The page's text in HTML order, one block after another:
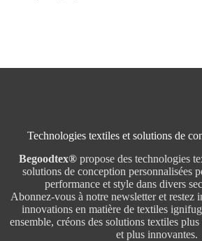
Technologies textiles et solutions de
Begoodtex®propose des technologies
solutions de conception personnalisées
performance et style dans divers
Abonnez-vous à notre newsletter et restez
innovations en matière de textiles
ensemble, créons des solutions textiles
et plus innovantes.